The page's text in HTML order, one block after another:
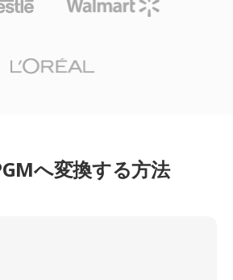
へ変換する方法